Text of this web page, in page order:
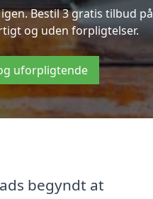
Bestil 3 gratis tilbud på
og uden forpligtelser.
uforpligtende
begyndt at